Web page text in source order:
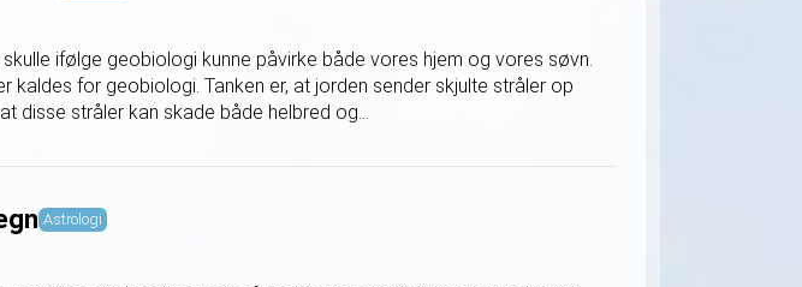
ifølge geobiologi kunne påvirke både vores hjem og vores søvn.
kaldes for geobiologi. Tanken er, at jorden sender skjulte stråler op
disse stråler kan skade både helbred og...
Astrologi